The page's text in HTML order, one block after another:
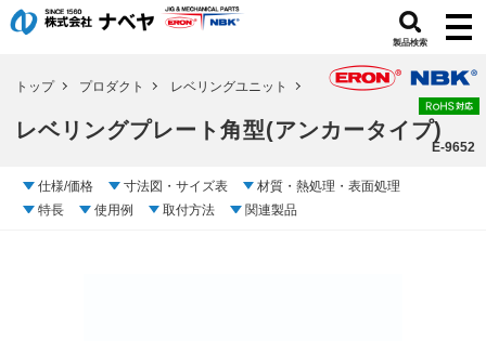
製品検索
トップ プロダクト レベリングユニット
レベリングプレート角型(アンカータイプ)
E-9652
仕様/価格 寸法図・サイズ表
材質・熱処理・表面処理
特長
使用例 取付方法 関連製品